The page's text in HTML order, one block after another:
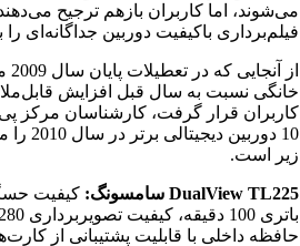
می‌شوند، اما کاربران بازهم ترجیح
فیلم‌برداری باکیفیت دوربین جداگانه‌ای را
خانگی نسبت به سال قبل افزایش
کاربران قرار گرفت، کارشناسان مرکز
10
زیر است.
DualView TL225 سامسونگ: